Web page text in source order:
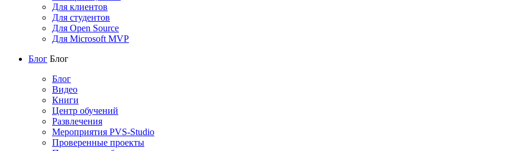
Для клиентов
Для студентов
Для Open Source
Для Microsoft MVP
Блог Блог
Блог
Видео
Книги
Центр обучений
Развлечения
Мероприятия PVS-Studio
Проверенные проекты